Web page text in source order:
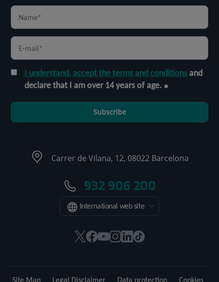
I understand, accept the terms and conditionsand
declare that I am over 14 years of age.
Subscribe
Carrer de Vilana, 12, 08022 Barcelona
932 906 200
International web site
ThisThisThisThisThisLink
Site Map Legal Disclaimer Data protection Cookies